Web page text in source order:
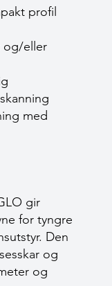
profil
og/eller
med
gir
for tyngre
Den
og
og